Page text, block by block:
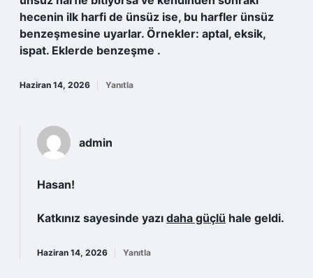
hecenin ilk harfi de ünsüz ise, bu harfler ünsüz
benzeşmesine uyarlar. Örnekler: aptal, eksik,
ispat. Eklerde benzeşme .
Haziran 14, 2026 Yanıtla
admin
Hasan!
Katkınız sayesinde yazı daha güçlü hale geldi.
Haziran 14, 2026 Yanıtla